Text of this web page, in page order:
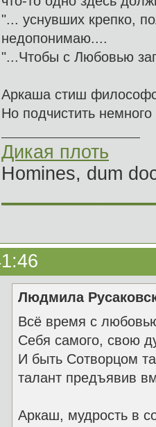
"... уснувших крепко,
недопонимаю....
"...Чтобы с Любовью
Аркаша стиш
Но подчистить
Дикая плоть
Homines, dum
Людмила
Всё время с
Себя самого, свою
И быть Сотворцом
талант предъявив
Аркаш, мудрость в